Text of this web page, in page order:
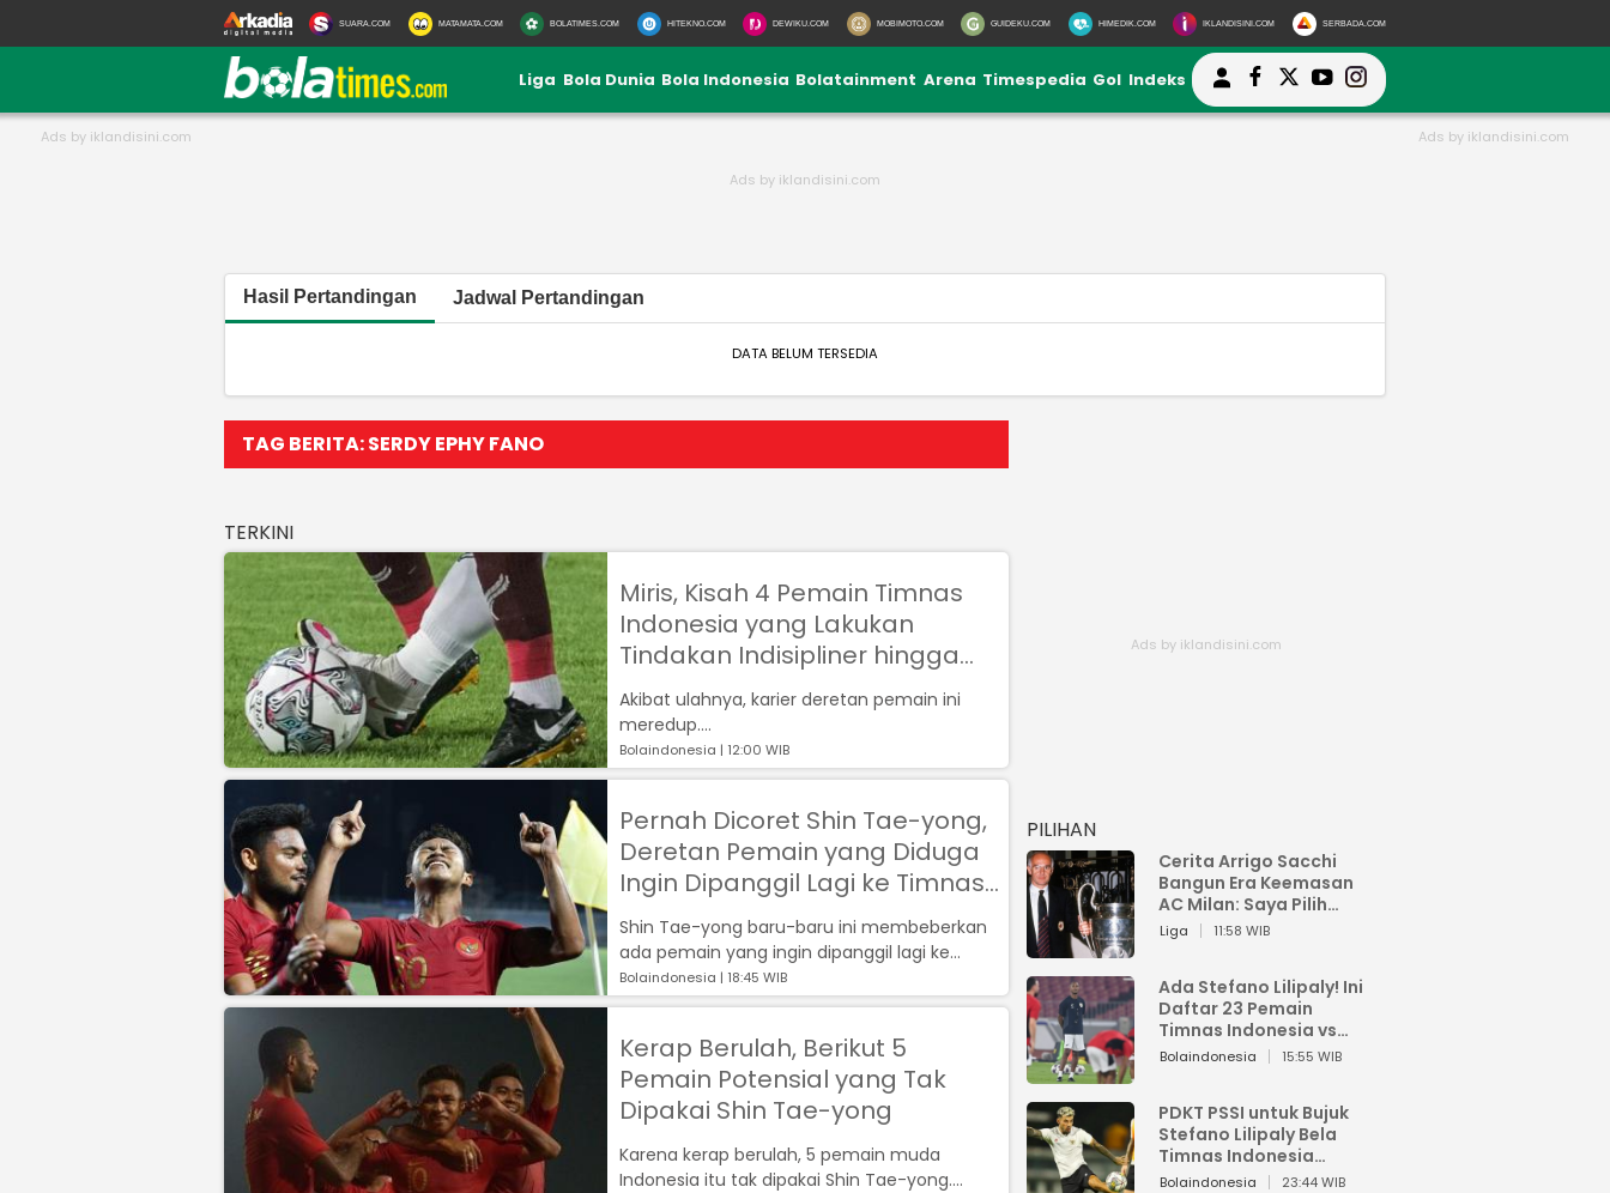
SUARA.COM MATAMATA.COM BOLATIMES.COM HITEKNO.COM DEWIKU.COM MOBIMOTO.COM GUIDEKU.COM HIMEDIK.COM IKLANDISINI.COM SERBADA.COM
Liga Bola Dunia Bola Indonesia Bolatainment Arena Timespedia Gol Indeks
Hasil Pertandingan Jadwal Pertandingan
DATA BELUM TERSEDIA
TAG BERITA: SERDY EPHY FANO
TERKINI
Miris, Kisah 4 Pemain Timnas
Indonesia yang Lakukan
Tindakan Indisipliner hingga
Redupkan Kariernya
Akibat ulahnya, karier deretan pemain ini
meredup....
Bolaindonesia | 12:00 WIB
Pernah Dicoret Shin Tae-yong,
Deretan Pemain yang Diduga
Ingin Dipanggil Lagi ke Timnas
Indonesia
Shin Tae-yong baru-baru ini membeberkan
ada pemain yang ingin dipanggil lagi ke
Timnas Indonesia setelah dicoret karena ...
Bolaindonesia | 18:45 WIB
Kerap Berulah, Berikut 5
Pemain Potensial yang Tak
Dipakai Shin Tae-yong
Karena kerap berulah, 5 pemain muda
Indonesia itu tak dipakai Shin Tae-yong....
PILIHAN
Cerita Arrigo Sacchi
Bangun Era Keemasan
AC Milan: Saya Pilih
Pemain dari Isi Otaknya
Liga 11:58 WIB
Ada Stefano Lilipaly! Ini
Daftar 23 Pemain
Timnas Indonesia vs
China
Bolaindonesia 15:55 WIB
PDKT PSSI untuk Bujuk
Stefano Lilipaly Bela
Timnas Indonesia
Berakhir Berantakan
Bolaindonesia 23:44 WIB